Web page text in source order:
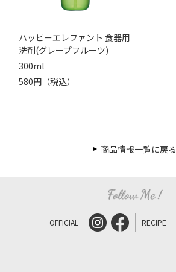
ハッピーエレファント 食器用
洗剤(グレープフルーツ)
300ml
580円（税込）
商品情報一覧に戻る
OFFICIAL RECIPE